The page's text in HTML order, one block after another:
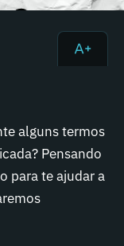
alguns termos
Pensando
para te ajudar a